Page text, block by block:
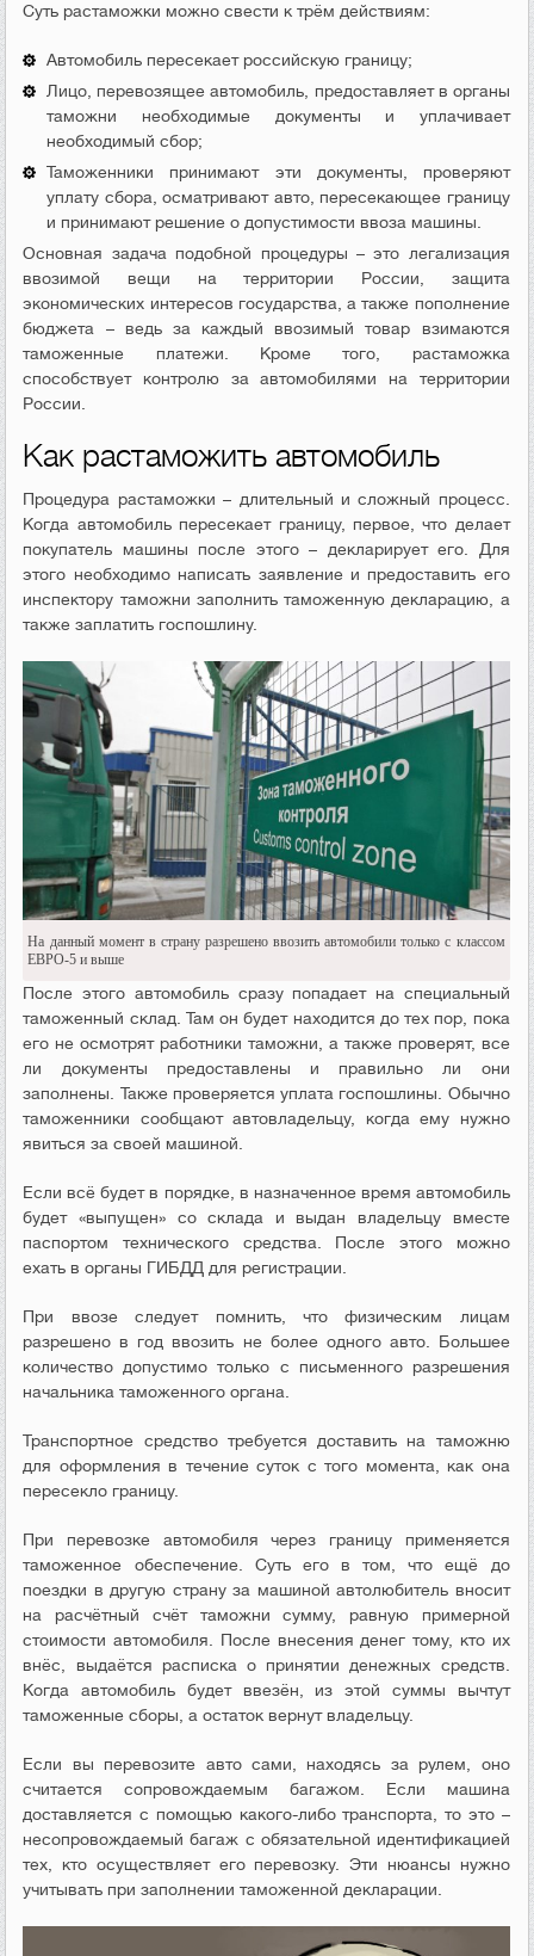
Суть растаможки можно свести к трём действиям:
Автомобиль пересекает российскую границу;
Лицо, перевозящее автомобиль, предоставляет в органы
таможни необходимые документы и уплачивает
необходимый сбор;
Таможенники принимают эти документы, проверяют
уплату сбора, осматривают авто, пересекающее границу
и принимают решение о допустимости ввоза машины.
Основная задача подобной процедуры – это легализация
ввозимой вещи на территории России, защита
экономических интересов государства, а также пополнение
бюджета – ведь за каждый ввозимый товар взимаются
таможенные платежи. Кроме того, растаможка
способствует контролю за автомобилями на территории
России.
Как растаможить автомобиль
Процедура растаможки – длительный и сложный процесс.
Когда автомобиль пересекает границу, первое, что делает
покупатель машины после этого – декларирует его. Для
этого необходимо написать заявление и предоставить его
инспектору таможни заполнить таможенную декларацию, а
также заплатить госпошлину.
На данный момент в страну разрешено ввозить автомобили только с классом
ЕВРО-5 и выше
После этого автомобиль сразу попадает на специальный
таможенный склад. Там он будет находится до тех пор, пока
его не осмотрят работники таможни, а также проверят, все
ли документы предоставлены и правильно ли они
заполнены. Также проверяется уплата госпошлины. Обычно
таможенники сообщают автовладельцу, когда ему нужно
явиться за своей машиной.
Если всё будет в порядке, в назначенное время автомобиль
будет «выпущен» со склада и выдан владельцу вместе
паспортом технического средства. После этого можно
ехать в органы ГИБДД для регистрации.
При ввозе следует помнить, что физическим лицам
разрешено в год ввозить не более одного авто. Большее
количество допустимо только с письменного разрешения
начальника таможенного органа.
Транспортное средство требуется доставить на таможню
для оформления в течение суток с того момента, как она
пересекло границу.
При перевозке автомобиля через границу применяется
таможенное обеспечение. Суть его в том, что ещё до
поездки в другую страну за машиной автолюбитель вносит
на расчётный счёт таможни сумму, равную примерной
стоимости автомобиля. После внесения денег тому, кто их
внёс, выдаётся расписка о принятии денежных средств.
Когда автомобиль будет ввезён, из этой суммы вычтут
таможенные сборы, а остаток вернут владельцу.
Если вы перевозите авто сами, находясь за рулем, оно
считается сопровождаемым багажом. Если машина
доставляется с помощью какого-либо транспорта, то это –
несопровождаемый багаж с обязательной идентификацией
тех, кто осуществляет его перевозку. Эти нюансы нужно
учитывать при заполнении таможенной декларации.